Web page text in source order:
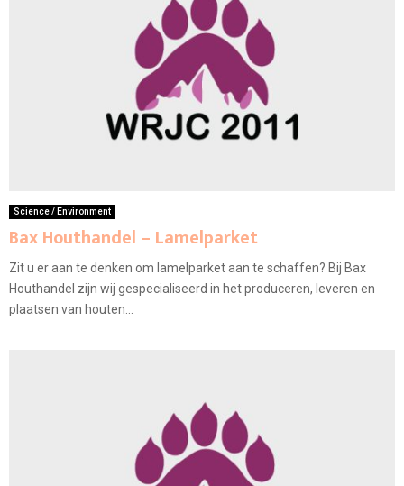
Science / Environment
Bax Houthandel – Lamelparket
Zit u er aan te denken om lamelparket aan te schaffen? Bij Bax
Houthandel zijn wij gespecialiseerd in het produceren, leveren en
plaatsen van houten...